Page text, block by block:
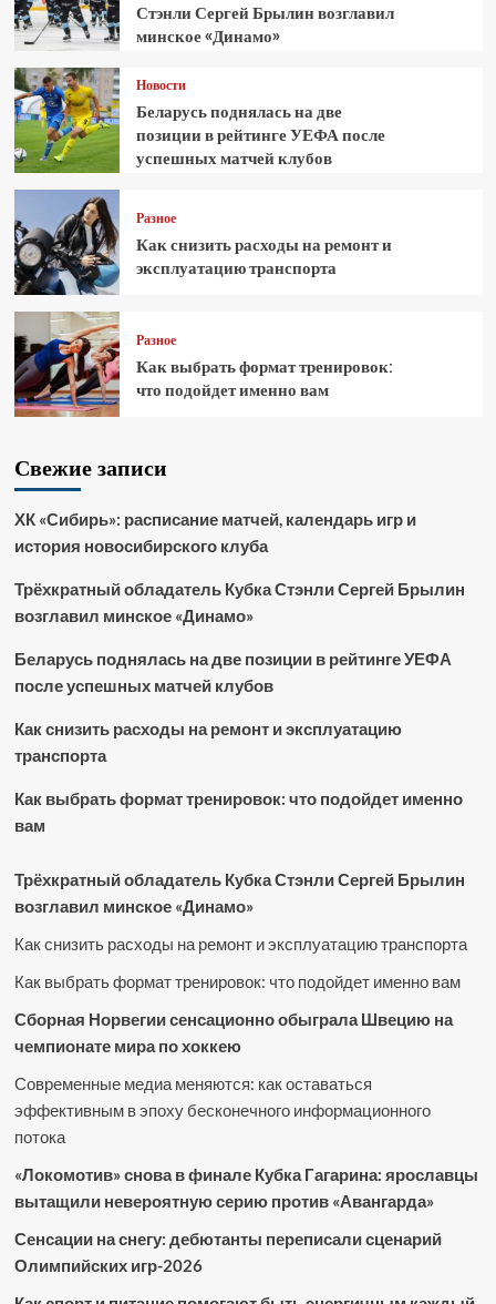
Стэнли Сергей Брылин возглавил
минское «Динамо»
Новости
Беларусь поднялась на две
позиции в рейтинге УЕФА после
успешных матчей клубов
Разное
Как снизить расходы на ремонт и
эксплуатацию транспорта
Разное
Как выбрать формат тренировок:
что подойдет именно вам
Свежие записи
ХК «Сибирь»: расписание матчей, календарь игр и
история новосибирского клуба
Трёхкратный обладатель Кубка Стэнли Сергей Брылин
возглавил минское «Динамо»
Беларусь поднялась на две позиции в рейтинге УЕФА
после успешных матчей клубов
Как снизить расходы на ремонт и эксплуатацию
транспорта
Как выбрать формат тренировок: что подойдет именно
вам
Трёхкратный обладатель Кубка Стэнли Сергей Брылин
возглавил минское «Динамо»
Как снизить расходы на ремонт и эксплуатацию транспорта
Как выбрать формат тренировок: что подойдет именно вам
Сборная Норвегии сенсационно обыграла Швецию на
чемпионате мира по хоккею
Современные медиа меняются: как оставаться
эффективным в эпоху бесконечного информационного
потока
«Локомотив» снова в финале Кубка Гагарина: ярославцы
вытащили невероятную серию против «Авангарда»
Сенсации на снегу: дебютанты переписали сценарий
Олимпийских игр-2026